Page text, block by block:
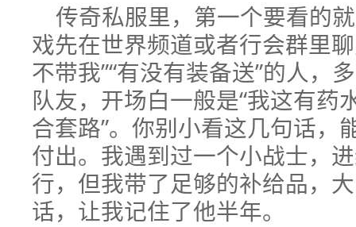
传奇私服里，第一个要看的
戏先在世界频道或者行会群里
不带我”“有没有装备送”的人，
队友，开场白一般是“我这有药
合套路”。你别小看这几句话，
付出。我遇到过一个小战士，
行，但我带了足够的补给品，
话，让我记住了他半年。